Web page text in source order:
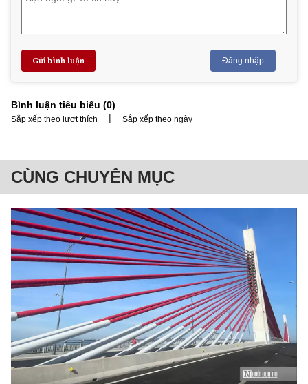
Gửi bình luận Đăng nhập
Bình luận tiêu biểu (0)
Sắp xếp theo lượt thích | Sắp xếp theo ngày
CÙNG CHUYÊN MỤC